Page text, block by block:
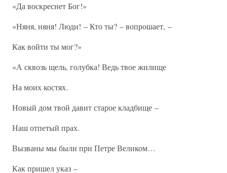
«Да воскреснет Бог!»
«Няня, няня! Люди! – Кто ты? – вопрошает, –
Как войти ты мог?»
«А сквозь щель, голубка! Ведь твое жилище
На моих костях.
Новый дом твой давит старое кладбище –
Наш отпетый прах.
Вызваны мы были при Петре Великом…
Как пришел указ –